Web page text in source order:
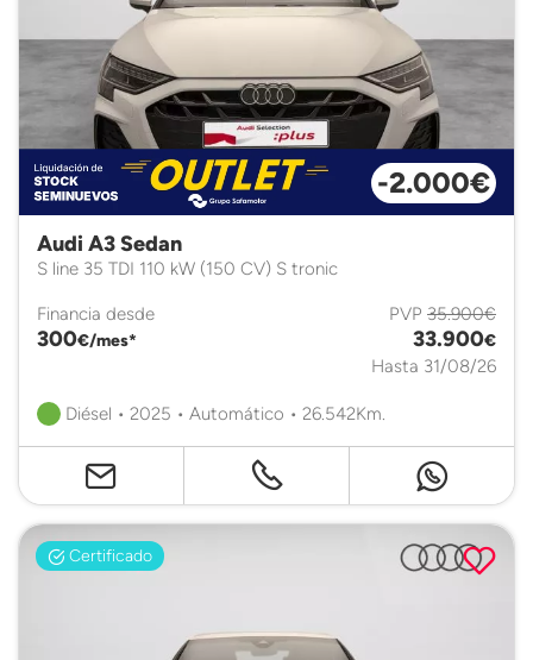
-2.000€
Audi A3 Sedan
S line 35 TDI 110 kW (150 CV) S tronic
Financia desde
300€/mes*
PVP 35.900€
33.900€
Hasta 31/08/26
Diésel • 2025 • Automático • 26.542Km.
Certificado